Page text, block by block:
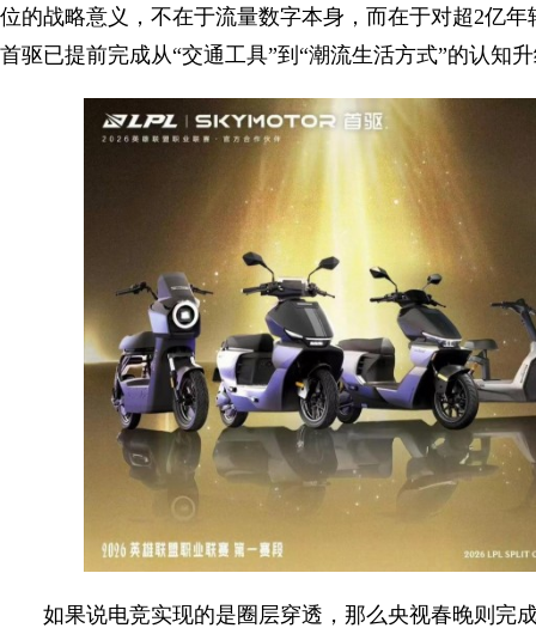
位的战略意义，不在于流量数字本身，而在于对超2亿
首驱已提前完成从“交通工具”到“潮流生活方式”的认知
如果说电竞实现的是圈层穿透，那么央视春晚则完